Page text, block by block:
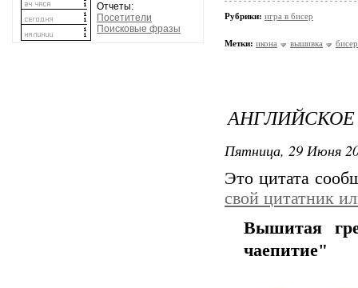
Отчеты:
Посетители
Поисковые фразы
Рубрики: игра в бисер
Метки: икона вышивка бисер
Пятница, 29 Июня
Это цитата
свой цитатник
Вышитая
чаепитие"